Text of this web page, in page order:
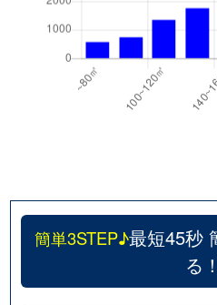
簡単3STEP♪最短45秒
る！